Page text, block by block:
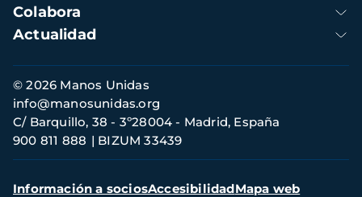
Colabora
Actualidad
Información
de
contacto
© 2026 Manos Unidas
C/ Barquillo, 38 - 3º28004 - Madrid, España
900 811 888
BIZUM 33439
info@manosunidas.org
Menú
Información a sociosAccesibilidadMapa web